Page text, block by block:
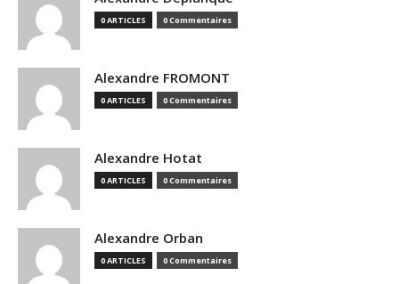
0 ARTICLES 0 Commentaires
Alexandre FROMONT
0 ARTICLES 0 Commentaires
Alexandre Hotat
0 ARTICLES 0 Commentaires
Alexandre Orban
0 ARTICLES 0 Commentaires